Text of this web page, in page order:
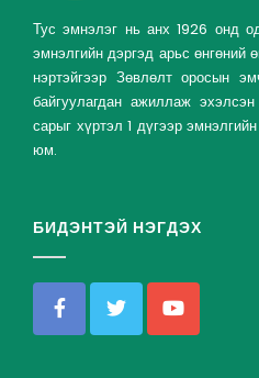
Тус эмнэлэг нь анх 1926 онд
эмнэлгийн дэргэд арьс өнгөний
нэртэйгээр Зөвлөлт оросын
байгуулагдан ажиллаж
сарыг хүртэл 1 дүгээр
юм.
БИДЭНТЭЙ НЭГДЭХ